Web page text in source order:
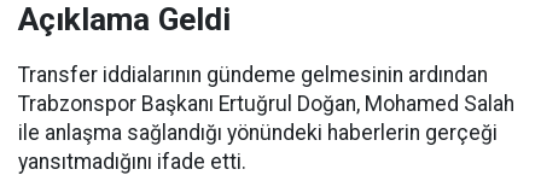
Açıklama Geldi
Transfer iddialarının gündeme gelmesinin ardından
Trabzonspor Başkanı Ertuğrul Doğan, Mohamed Salah
ile anlaşma sağlandığı yönündeki haberlerin gerçeği
yansıtmadığını ifade etti.